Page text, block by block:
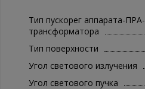
Тип пускорег аппарата-ПРА-
трансформатора
Тип поверхности
Угол светового излучения
Угол светового пучка